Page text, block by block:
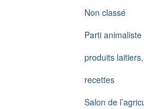
Non classé
Parti animaliste
produits
recettes
Salon de